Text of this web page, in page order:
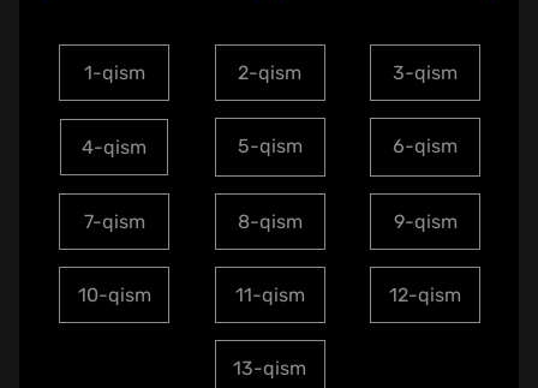
1-qism 2-qism 3-qism
4-qism 5-qism 6-qism
7-qism 8-qism 9-qism
10-qism 11-qism 12-qism
13-qism